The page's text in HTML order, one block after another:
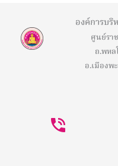
องค์การบริ
ศูนย์รา
ถ.พห
อ.เมืองพ